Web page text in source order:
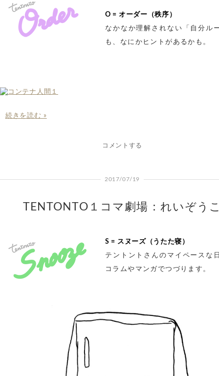
O = オーダー（秩序）
なかなか理解されない「自分ル
も、なにかヒントがあるかも。
続きを読む »
コメントする
2017/07/19
TENTONTO１コマ劇場：れいぞう
S = スヌーズ（うたた寝）
テントントさんのマイペースな
コラムやマンガでつづります。